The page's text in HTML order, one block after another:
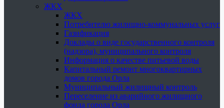
ЖКХ
ЖКХ
Потребителю жилищно-коммунальных услуг
Газификация
Доклады о виде государственного контроля
(надзора), муниципального контроля
Информация о качестве питьевой воды
Капитальный ремонт многоквартирных
домов города Орла
Муниципальный жилищный контроль
Переселение из аварийного жилищного
фонда города Орла